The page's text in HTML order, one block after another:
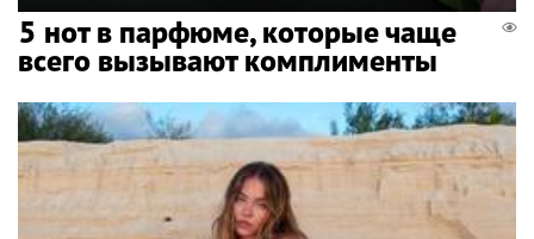
5 нот в парфюме, которые чаще
всего вызывают комплименты